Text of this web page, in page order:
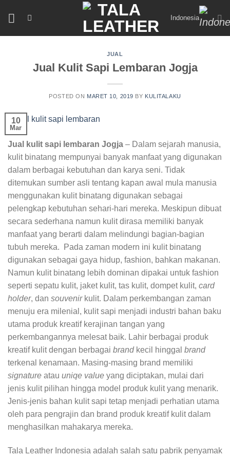
Indonesia
JUAL
Jual Kulit Sapi Lembaran Jogja
POSTED ON MARET 10, 2019 BY KULITALAKU
10
Mar
Jual kulit sapi lembaran Jogja – Dalam sejarah manusia,
kulit binatang mempunyai banyak manfaat yang digunakan
dalam berbagai kebutuhan dan karya seni. Tidak
ditemukan sumber asli tentang kapan awal mula manusia
menggunakan kulit binatang digunakan sebagai
pelengkap kebutuhan sehari-hari mereka. Meskipun dibuat
secara sederhana namun kulit dirasa memiliki banyak
manfaat yang berarti dalam melindungi bagian-bagian
tubuh mereka. Pada zaman modern ini kulit binatang
digunakan sebagai gaya hidup, fashion, bahkan makanan.
Namun kulit binatang lebih dominan dipakai untuk fashion
seperti sepatu kulit, jaket kulit, tas kulit, dompet kulit, card
holder, dan souvenirkulit. Dalam perkembangan zaman
menuju era milenial, kulit sapi menjadi industri bahan baku
utama produk kreatif kerajinan tangan yang
perkembangannya melesat baik. Lahir berbagai produk
kreatif kulit dengan berbagai brandkecil hinggal brand
terkenal kenamaan. Masing-masing brand memiliki
signature atau uniqe value yang diciptakan, mulai dari
jenis kulit pilihan hingga model produk kulit yang menarik.
Jenis-jenis bahan kulit sapi tetap menjadi perhatian utama
oleh para pengrajin dan brand produk kreatif kulit dalam
menghasilkan mahakarya mereka.
Tala Leather Indonesia adalah salah satu pabrik penyamak